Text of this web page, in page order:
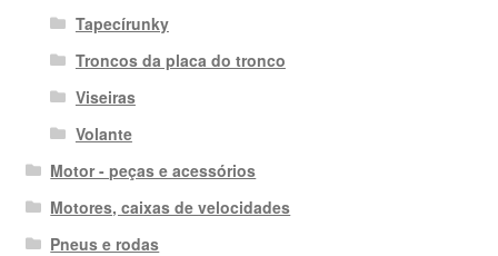
Tapecírunky
Troncos da placa do tronco
Viseiras
Volante
Motor - peças e acessórios
Motores, caixas de velocidades
Pneus e rodas